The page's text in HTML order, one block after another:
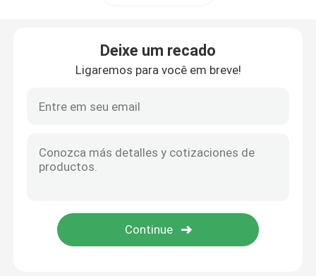
Impressão de periódicos personalizados
Impressão de livros para colorir
Deixe um recado
Ligaremos para você em breve!